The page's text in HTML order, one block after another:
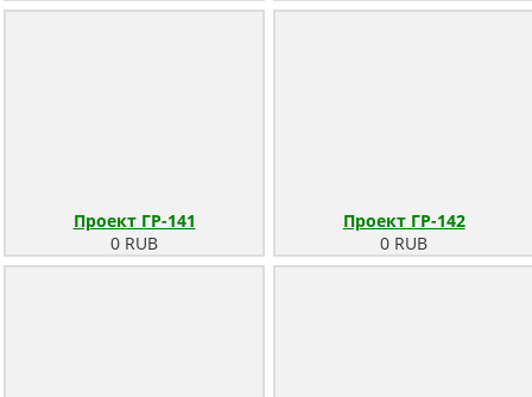
Проект ГР-141
0 RUB
Проект ГР-142
0 RUB